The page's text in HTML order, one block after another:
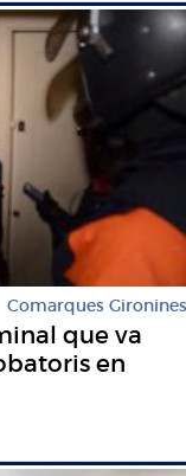
Comarques Gironines
que va
en